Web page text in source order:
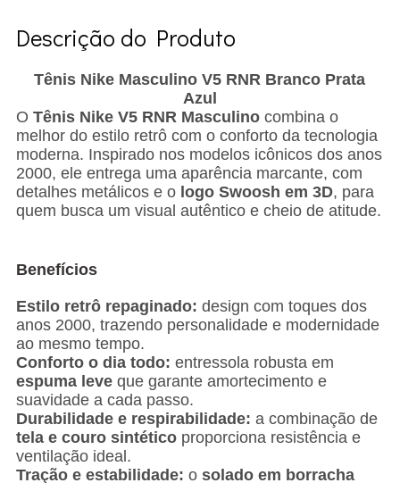
Descrição do Produto
Tênis Nike Masculino V5 RNR Branco Prata
Azul
O Tênis Nike V5 RNR Masculinocombina o
melhor do estilo retrô com o conforto da tecnologia
moderna. Inspirado nos modelos icônicos dos anos
2000, ele entrega uma aparência marcante, com
detalhes metálicos e o logo Swoosh em 3D, para
quem busca um visual autêntico e cheio de atitude.
Benefícios
Estilo retrô repaginado: design com toques dos
anos 2000, trazendo personalidade e modernidade
ao mesmo tempo.
Conforto o dia todo: entressola robusta em
espuma leveque garante amortecimento e
suavidade a cada passo.
Durabilidade e respirabilidade: a combinação de
tela e couro sintéticoproporciona resistência e
ventilação ideal.
Tração e estabilidade: o solado em borracha